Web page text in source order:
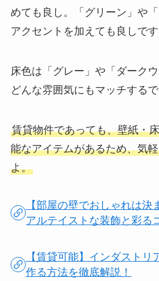
めても良し。「グリーン」や
アクセントを加えても良しです
床色は「グレー」や「ダークウ
どんな雰囲気にもマッチするで
賃貸物件であっても、壁紙・
能なアイテムがあるため、気
よ。
【部屋の壁でおしゃれは決
アルテイストな装飾と彩る
【賃貸可能】インダストリ
作る方法を徹底解説！